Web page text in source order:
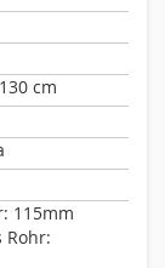
130 cm
115mm
Rohr: